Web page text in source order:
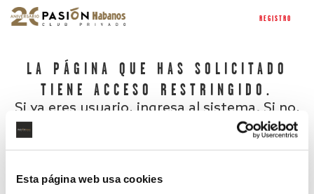
Esta página web usa cookies
REGISTRO
LA PÁGINA QUE HAS SOLICITADO
TIENE ACCESO RESTRINGIDO.
Si ya eres usuario, ingresa al sistema. Si no,